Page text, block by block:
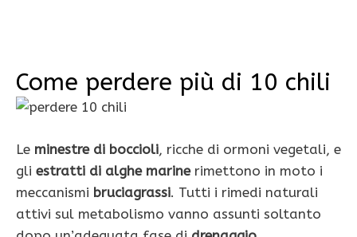
Come perdere più di 10 chili
Le minestre di boccioli, ricche di ormoni vegetali, e
gli estratti di alghe marinerimettono in moto i
meccanismi bruciagrassi. Tutti i rimedi naturali
attivi sul metaboli­smo vanno assunti soltanto